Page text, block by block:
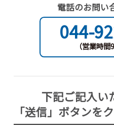
電話のお問い
044-
（営業時間
下記ご記入い
「送信」ボタンを